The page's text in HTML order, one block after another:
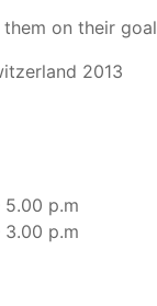
on their
2013
5.00 p.m
3.00 p.m